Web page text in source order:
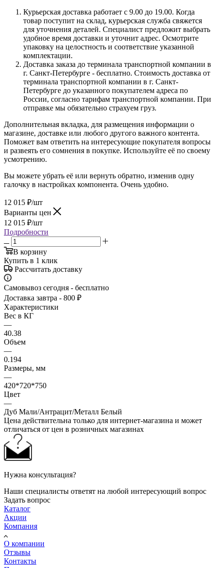
Курьерская доставка работает с 9.00 до 19.00. Когда
товар поступит на склад, курьерская служба свяжется
для уточнения деталей. Специалист предложит выбрать
удобное время доставки и уточнит адрес. Осмотрите
упаковку на целостность и соответствие указанной
комплектации.
Доставка заказа до терминала транспортной компании в
г. Санкт-Петербурге - бесплатно. Стоимость доставка от
терминала транспортной компании в г. Санкт-
Петербурге до указанного покупателем адреса по
России, согласно тарифам транспортной компании. При
отправке мы обязательно страхуем груз.
Дополнительная вкладка, для размещения информации о
магазине, доставке или любого другого важного контента.
Поможет вам ответить на интересующие покупателя вопросы
и развеять его сомнения в покупке. Используйте её по своему
усмотрению.
Вы можете убрать её или вернуть обратно, изменив одну
галочку в настройках компонента. Очень удобно.
12 015 ₽/шт
Варианты цен
12 015 ₽/шт
Подробности
В корзину
Купить в 1 клик
Рассчитать доставку
Самовывоз сегодня - бесплатно
Доставка завтра - 800 ₽
Характеристики
Вес в КГ
—
40.38
Объем
—
0.194
Размеры, мм
—
420*720*750
Цвет
—
Дуб Мали/Антрацит/Металл Белый
Цена действительна только для интернет-магазина и может
отличаться от цен в розничных магазинах
Нужна консультация?
Наши специалисты ответят на любой интересующий вопрос
Задать вопрос
Каталог
Акции
Компания
О компании
Отзывы
Контакты